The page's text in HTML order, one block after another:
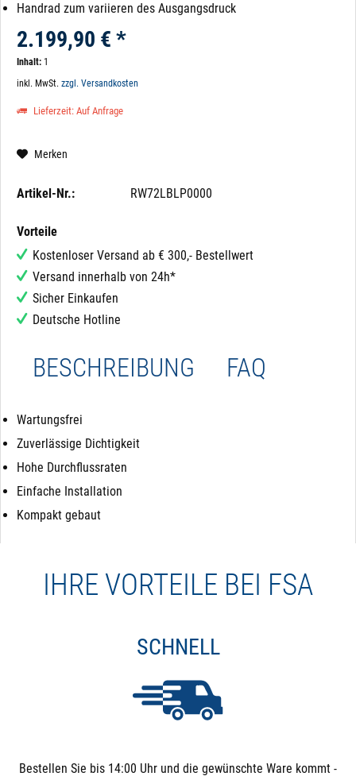
Handrad zum variieren des Ausgangsdruck
2.199,90 € *
Inhalt: 1
inkl. MwSt. zzgl. Versandkosten
Lieferzeit: Auf Anfrage
Merken
Artikel-Nr.: RW72LBLP0000
Vorteile
Kostenloser Versand ab € 300,- Bestellwert
Versand innerhalb von 24h*
Sicher Einkaufen
Deutsche Hotline
BESCHREIBUNG FAQ
Wartungsfrei
Zuverlässige Dichtigkeit
Hohe Durchflussraten
Einfache Installation
Kompakt gebaut
IHRE VORTEILE BEI FSA
SCHNELL
Bestellen Sie bis 14:00 Uhr und die gewünschte Ware kommt -